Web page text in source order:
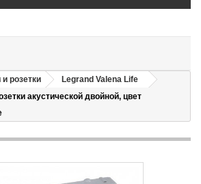
розетки
Legrand Valena Life
акустической двойной, цвет